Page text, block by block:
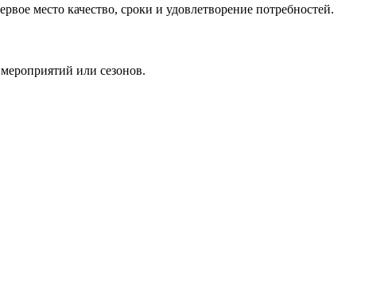
место качество, сроки и удовлетворение потребностей.
или сезонов.